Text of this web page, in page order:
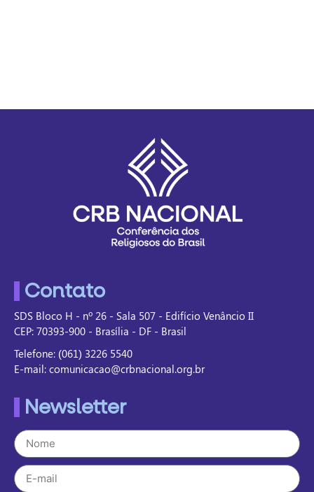
Contato
SDS Bloco H - nº 26 - Sala 507 - Edifício Venâncio II
CEP: 70393-900 - Brasília - DF - Brasil
Telefone: (061) 3226 5540
E-mail: comunicacao@crbnacional.org.br
Newsletter